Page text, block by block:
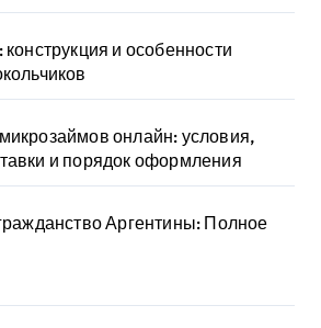
и особенности
онлайн: условия,
и порядок оформления
Аргентины: Полное